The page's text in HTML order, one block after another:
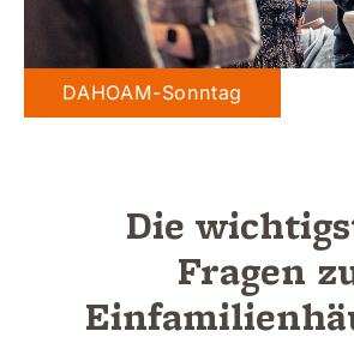
DAHOAM-Sonntag
Die
Fragen